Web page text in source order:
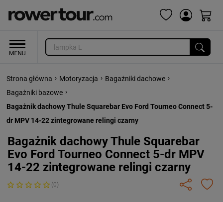
Strona główna › Motoryzacja › Bagażniki dachowe ›
Bagażniki bazowe ›
Bagażnik dachowy Thule Squarebar Evo Ford Tourneo Connect 5-
dr MPV 14-22 zintegrowane relingi czarny
Bagażnik dachowy Thule Squarebar
Evo Ford Tourneo Connect 5-dr MPV
14-22 zintegrowane relingi czarny
(0)